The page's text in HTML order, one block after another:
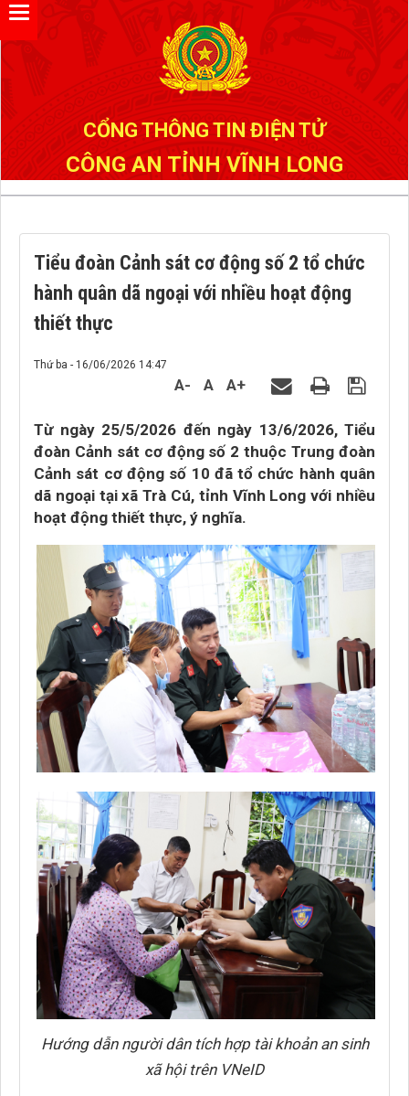
CỔNG THÔNG TIN ĐIỆN TỬ
CÔNG AN TỈNH VĨNH LONG
Tiểu đoàn Cảnh sát cơ động số 2 tổ chức
hành quân dã ngoại với nhiều hoạt động
thiết thực
Thứ ba - 16/06/2026 14:47
A- A A+
Từ ngày 25/5/2026 đến ngày 13/6/2026, Tiểu
đoàn Cảnh sát cơ động số 2 thuộc Trung đoàn
Cảnh sát cơ động số 10 đã tổ chức hành quân
dã ngoại tại xã Trà Cú, tỉnh Vĩnh Long với nhiều
hoạt động thiết thực, ý nghĩa.
Hướng dẫn người dân tích hợp tài khoản an sinh
xã hội trên VNeID